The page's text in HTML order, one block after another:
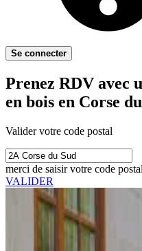
Se connecter
Prenez RDV avec
en bois en Corse
Valider votre code postal
merci de saisir votre code postal
VALIDER